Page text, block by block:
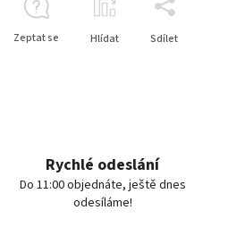
Zeptat se Hlídat Sdílet
Rychlé odeslání
Do 11:00 objednáte, ještě dnes
odesíláme!